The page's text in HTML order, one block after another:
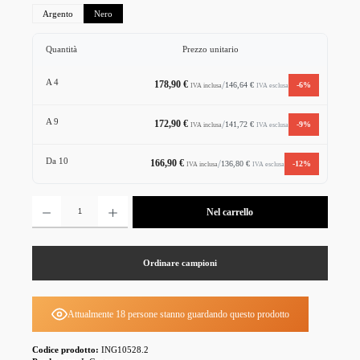
Argento Nero
Quantità Prezzo unitario
A4 178,90 € IVA inclusa/146,64 € IVA esclusa -6%
A9 172,90 € IVA inclusa/141,72 € IVA esclusa -9%
Da 10 166,90 € IVA inclusa/136,80 € IVA esclusa -12%
Nel carrello
Ordinare campioni
Attualmente 18 persone stanno guardando questo prodotto
Codice prodotto: ING10528.2